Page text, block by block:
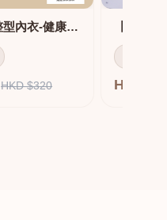
深V溝集中調整型內衣-健康軟鋼圈
HKD $320 HKD